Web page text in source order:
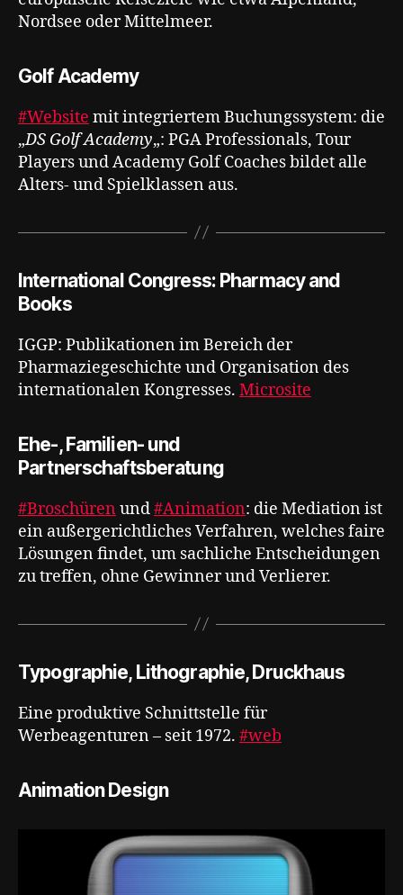
Nordsee oder Mittelmeer.
Golf Academy
#Website mit integriertem Buchungssystem: die
„DS Golf Academy„: PGA Professionals, Tour
Players und Academy Golf Coaches bildet alle
Alters- und Spielklassen aus.
International Congress: Pharmacy and
Books
IGGP: Publikationen im Bereich der
Pharmaziegeschichte und Organisation des
internationalen Kongresses. Microsite
Ehe-, Familien- und
Partnerschaftsberatung
#Broschüren und#Animation: die Mediation ist
ein außergerichtliches Verfahren, welches faire
Lösungen findet, um sachliche Entscheidungen
zu treffen, ohne Gewinner und Verlierer.
Typographie, Lithographie, Druckhaus
Eine produktive Schnittstelle für
Werbeagenturen – seit 1972. #web
Animation Design